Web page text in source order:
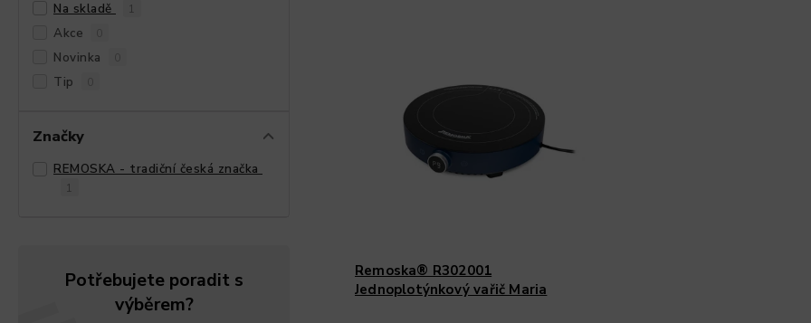
Na skladě 1
Akce
Novinka
Tip
Značky
REMOSKA - tradiční česká značka
1
Potřebujete poradit s
výběrem?
Remoska® R302001
Jednoplotýnkový vařič Maria